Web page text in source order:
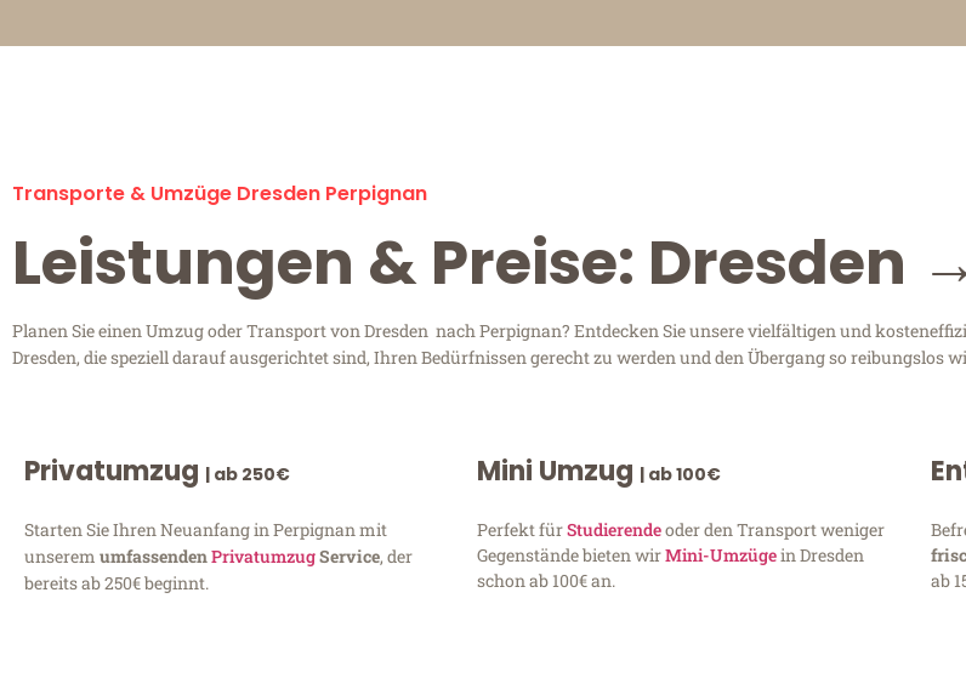
Transporte & Umzüge Dresden Perpignan
Leistungen & Preise: Dresden
Planen Sie einen Umzug oder Transport von Dresden nach Perpignan? Entdecken Sie unsere vielfältigen und
Dresden, die speziell darauf ausgerichtet sind, Ihren Bedürfnissen gerecht zu werden und den Übergang so reibungslos
Privatumzug | ab 250€
Starten Sie Ihren Neuanfang in Perpignan mit
unserem umfassendenPrivatumzugService, der
bereits ab 250€ beginnt.
Mini Umzug | ab 100€
Perfekt fürStudierendeoder den Transport weniger
Gegenstände bieten wirMini-Umzügein Dresden
schon ab 100€ an.
ab